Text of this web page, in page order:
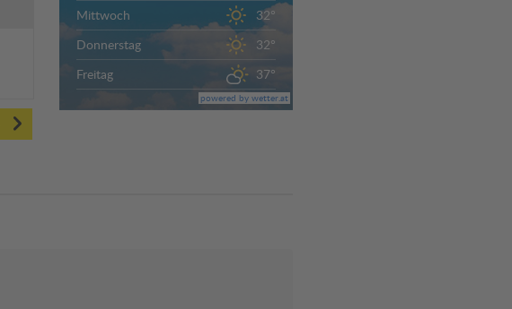
Mittwoch
32°
Donnerstag
32°
Freitag
37°
powered by wetter.at